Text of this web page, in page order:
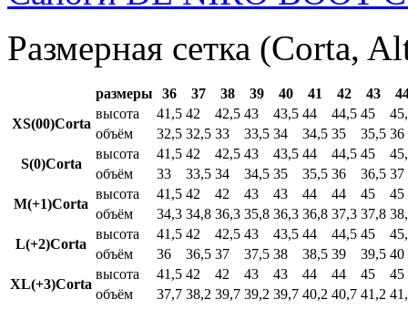
Размерная сетка (Corta,
размеры 36 37 38 39 40 41 42 43
XS(00)Corta
высота 41,5 42 42,5 43 43,5 44 44,5 45
объём
32,5 32,5 33 33,5 34 34,5 35 35,5 36
S(0)Corta
высота 41,5 42 42,5 43 43,5 44 44,5 45
объём
33 33,5 34 34,5 35 35,5 36 36,5 37
M(+1)Corta
высота 41,5 42 42 43 43 44 44 45
45
объём
34,3 34,8 36,3 35,8 36,3 36,8 37,3 37,8
L(+2)Corta
высота 41,5 42 42,5 43 43,5 44 44,5 45
объём
36 36,5 37 37,5 38 38,5 39 39,5 40
XL(+3)Corta
высота 41,5 42 42 43 43 44 44 45
45
объём
37,7 38,2 39,7 39,2 39,7 40,2 40,7 41,2